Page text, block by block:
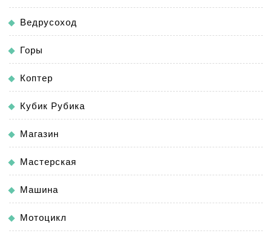
Ведрусоход
Горы
Коптер
Кубик Рубика
Магазин
Мастерская
Машина
Мотоцикл